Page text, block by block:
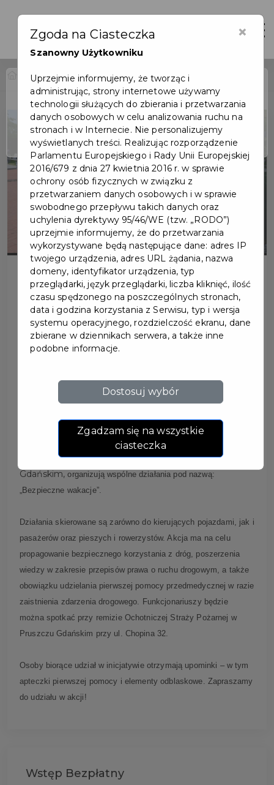
Home Wydarzenia Akcja "Bezpieczne wakacje"
Wydarzenie już się
zakończyło
AKCJA "BEZPIECZNE
Dnia 27 czerwca 2025 r. w godzinach 13:00-15:00 r.
Powiatowej Policji w Pruszczu Gdańskim wraz ze Strażą
Miejską w Pruszczu Gdańskim,OSP w Pruszczu
Gdańskim oraz Pogotowie Ratunkowe w Pruszczu
Gdańskim, organizują wspólne działania pod nazwą:
„Bezpieczne wakacje”.
Działania skierowane są zarówno do kierujących pojazdami, jak i
pasażerów oraz pieszych i rowerzystów. Akcja ma na celu
propagowanie bezpiecznego korzystania z dróg, poszerzenia
wiedzy w zakresie przepisów prawa o ruchu drogowym, a także
obowiązku udzielania pierwszej pomocy przedmedycznej w razie
zaistnienia zdarzenia drogowego. Funkcjonariuszy będzie
można spotkać przy remizie Ochotniczej Straży Pożarnej w
Pruszczu Gdańskim przy ul. Chopina 32.
Osoby biorące udział w inicjatywie otrzymają upominki – w tym
apteczki pierwszej pomocy i elementy odblaskowe. Zapraszamy
do udziału w akcji!
Wstęp Bezpłatny
×
Zgoda na Ciasteczka
Szanowny Użytkowniku
Uprzejmie informujemy, że tworząc i
administrując, strony internetowe używamy
technologii służących do zbierania i przetwarzania
danych osobowych w celu analizowania ruchu na
stronach i w Internecie. Nie personalizujemy
wyświetlanych treści. Realizując rozporządzenie
Parlamentu Europejskiego i Rady Unii Europejskiej
2016/679 z dnia 27 kwietnia 2016 r. w sprawie
ochrony osób fizycznych w związku z
przetwarzaniem danych osobowych i w sprawie
swobodnego przepływu takich danych oraz
uchylenia dyrektywy 95/46/WE (tzw. „RODO”)
uprzejmie informujemy, że do przetwarzania
wykorzystywane będą następujące dane: adres IP
twojego urządzenia, adres URL żądania, nazwa
domeny, identyfikator urządzenia, typ
przeglądarki, język przeglądarki, liczba kliknięć, ilość
czasu spędzonego na poszczególnych stronach,
data i godzina korzystania z Serwisu, typ i wersja
systemu operacyjnego, rozdzielczość ekranu, dane
zbierane w dziennikach serwera, a także inne
podobne informacje.
Dostosuj wybór
Zgadzam się na wszystkie
ciasteczka